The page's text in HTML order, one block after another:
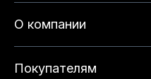
О компании
Покупателям